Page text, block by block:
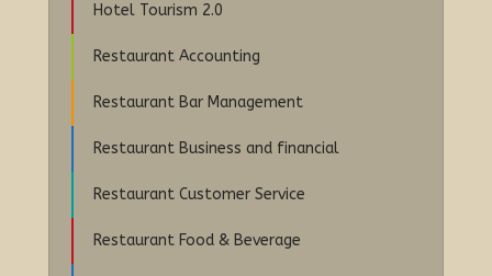
Hotel Tourism 2.0
Restaurant Accounting
Restaurant Bar Management
Restaurant Business and financial
Restaurant Customer Service
Restaurant Food & Beverage